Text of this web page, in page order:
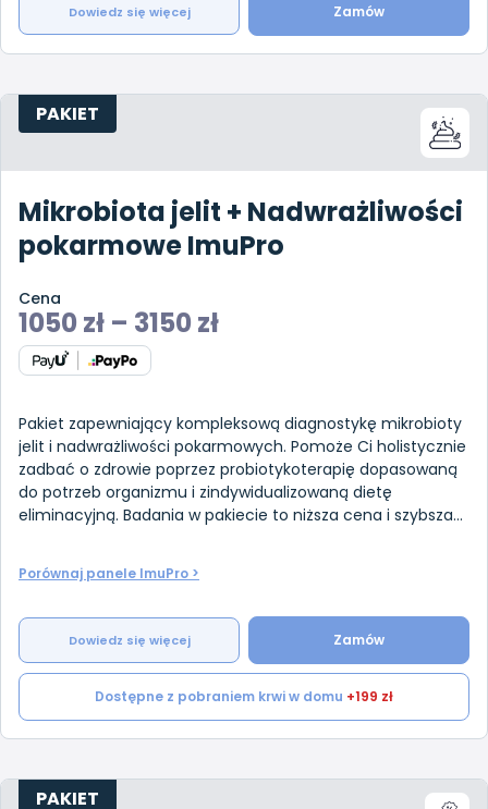
Dowiedz się więcej Zamów
PAKIET
Mikrobiota jelit + Nadwrażliwości
pokarmowe ImuPro
Cena
1050 zł – 3150 zł
Pakiet zapewniający kompleksową diagnostykę mikrobioty
jelit i nadwrażliwości pokarmowych. Pomoże Ci holistycznie
zadbać o zdrowie poprzez probiotykoterapię dopasowaną
do potrzeb organizmu i zindywidualizowaną dietę
eliminacyjną. Badania w pakiecie to niższa cena i szybsza
Porównaj panele ImuPro >
Dowiedz się więcej Zamów
Dostępne z pobraniem krwi w domu +199 zł
PAKIET